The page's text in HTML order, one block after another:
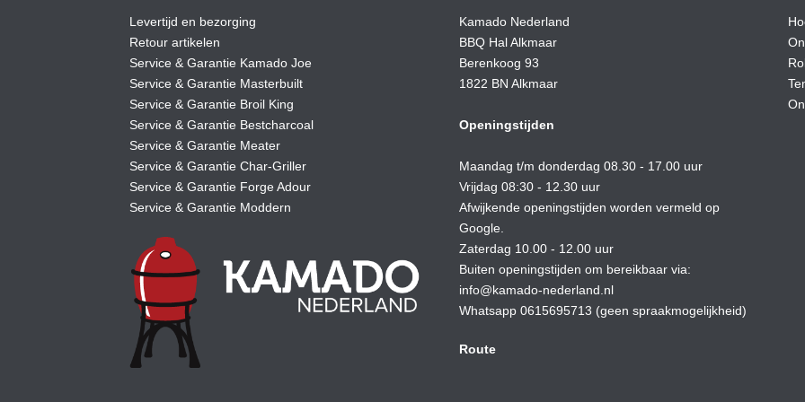
Levertijd en bezorging
Retour artikelen
Service & Garantie Kamado Joe
Service & Garantie Masterbuilt
Service & Garantie Broil King
Service & Garantie Bestcharcoal
Service & Garantie Meater
Service & Garantie Char-Griller
Service & Garantie Forge Adour
Service & Garantie Moddern
Kamado Nederland
BBQ Hal Alkmaar
Berenkoog 93
1822 BN Alkmaar
Openingstijden
Maandag t/m donderdag 08.30 - 17.00 uur
Vrijdag 08:30 - 12.30 uur
Afwijkende openingstijden worden vermeld op
Google.
Zaterdag 10.00 - 12.00 uur
Buiten openingstijden om bereikbaar via:
info@kamado-nederland.nl
Whatsapp 0615695713 (geen spraakmogelijkheid)
Route